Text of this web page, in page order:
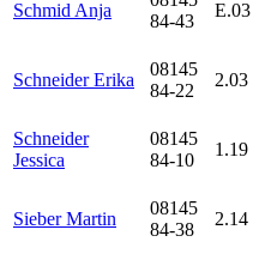
Schmid Anja
84-43
E.03
Schneider Erika
08145
84-22
2.03
Schneider
Jessica
08145
84-10
1.19
Sieber Martin
08145
84-38
2.14